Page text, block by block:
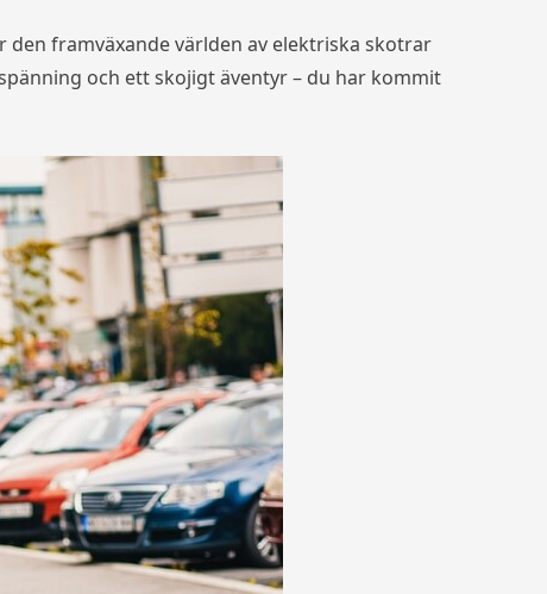
framväxande världen av elektriska skotrar
och ett skojigt äventyr – du har kommit